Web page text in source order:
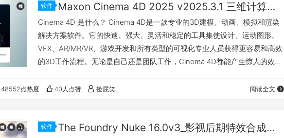
软件 Maxon Cinema 4D 2025 v2025.3.1 三维计算机动画、建模、模拟和渲染软件_中文|英文(Win)
Cinema 4D 是什么？ Cinema 4D是一款专业的3D建模、动画、模拟和渲染
解决方案软件。它的快速、强大、灵活和稳定的工具集使设计、运动图形、
VFX、AR/MR/VR、游戏开发和所有类型的可视化专业人员获得更容易和高效
的3D工作流程。无论是自己还是团队工作，Cinema 4D都能产生惊人的效
使模拟和粒子效果变得快速而简单，他们可以使用新的Follow Spline修改器
创建高级粒子，这使得粒子沿矢量形状流…
48552点热度 40人点赞 捡屁笑 阅读全文
软件 The Foundry Nuke 16.0v3_影视后期特效合成软件（Win&Mac&Linux）